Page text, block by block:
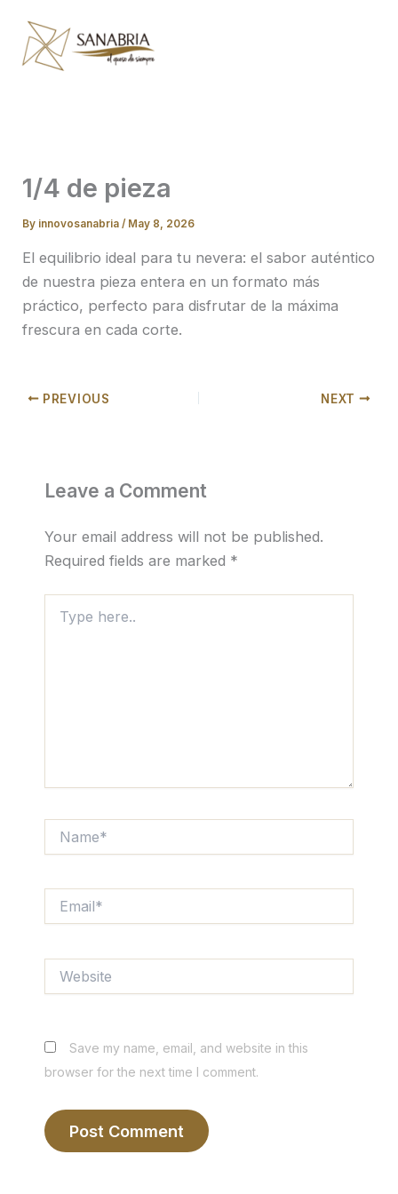
content
1/4 de pieza
By innovosanabria/ May 8, 2026
El equilibrio ideal para tu nevera: el sabor auténtico
de nuestra pieza entera en un formato más
práctico, perfecto para disfrutar de la máxima
frescura en cada corte.
PREVIOUS NEXT
Leave a Comment
Your email address will not be published.
Required fields are marked *
here..
Save my name, email, and website in this
browser for the next time I comment.